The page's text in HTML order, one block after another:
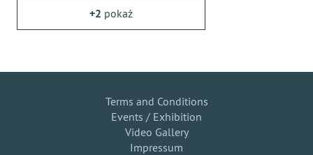
+2 pokaż
Terms and Conditions
Events / Exhibition
Video Gallery
Impressum